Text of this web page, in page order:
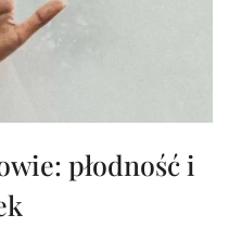
płodność i